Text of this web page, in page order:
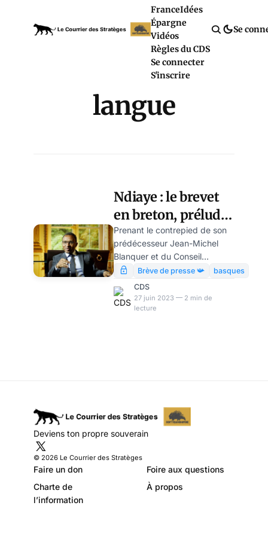
FranceIdées
Épargne
Vidéos
Règles du CDS
Se connecter
S'inscrire
Se
langue
Ndiaye : le brevet
en breton, prélude
au bac en berbère ?
par Modeste
Schwartz
Prenant le contrepied de son
prédécesseur Jean-Michel
Blanquer et du Conseil
Constitutionnel, Pap Ndiaye
donne satisfaction à 10 élèves
bretonnants, qui s’engouffrent
dans une brèche ouverte en
Brève de presse 📯
basques
CDS
27 juin 2023 — 2 min de
lecture
Deviens ton propre souverain
© 2026 Le Courrier des Stratèges
Faire un don
Foire aux questions
Charte de
l’information
À propos